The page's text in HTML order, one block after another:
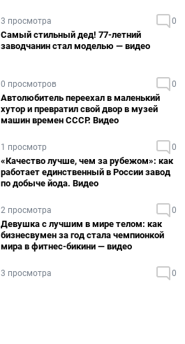
3 просмотра 0
Самый стильный дед! 77-летний
заводчанин стал моделью — видео
0 просмотров 0
Автолюбитель переехал в маленький
хутор и превратил свой двор в музей
машин времен СССР. Видео
1 просмотр 0
«Качество лучше, чем за рубежом»: как
работает единственный в России завод
по добыче йода. Видео
2 просмотра 0
Девушка с лучшим в мире телом: как
бизнесвумен за год стала чемпионкой
мира в фитнес-бикини — видео
3 просмотра 0